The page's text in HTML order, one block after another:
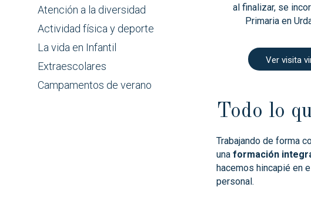
Atención a la diversidad
Actividad física y deporte
La vida en Infantil
Extraescolares
Campamentos de verano
al finalizar, se
Primaria en
Ver visita
Todo lo
Trabajando de forma
una formación
hacemos hincapié en
personal.